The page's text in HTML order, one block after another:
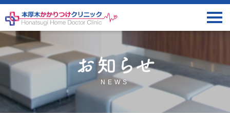
NEWS